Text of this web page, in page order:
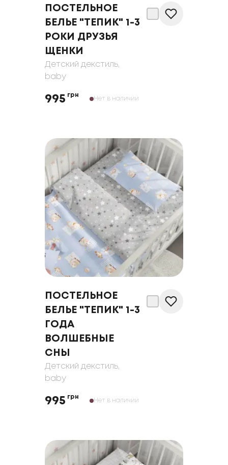
ПОСТЕЛЬНОЕ
БЕЛЬЕ "ТЕПИК" 1-3
РОКИ ДРУЗЬЯ
ЩЕНКИ
Детский декстиль,
baby
995 грн
Нет в наличии
ПОСТЕЛЬНОЕ
БЕЛЬЕ "ТЕПИК" 1-3
ГОДА
ВОЛШЕБНЫЕ
СНЫ
Детский декстиль,
baby
995 грн
Нет в наличии